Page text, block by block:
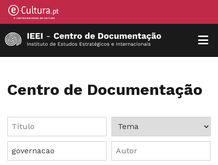
Centro de Documentação